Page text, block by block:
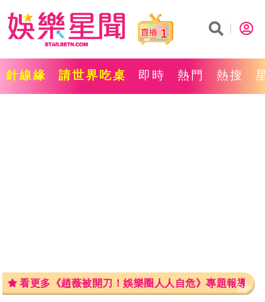
1
針線緣 請世界吃桌 即時 熱門 熱搜
看更多《趙薇被開刀！娛樂圈人人自危》專題報導